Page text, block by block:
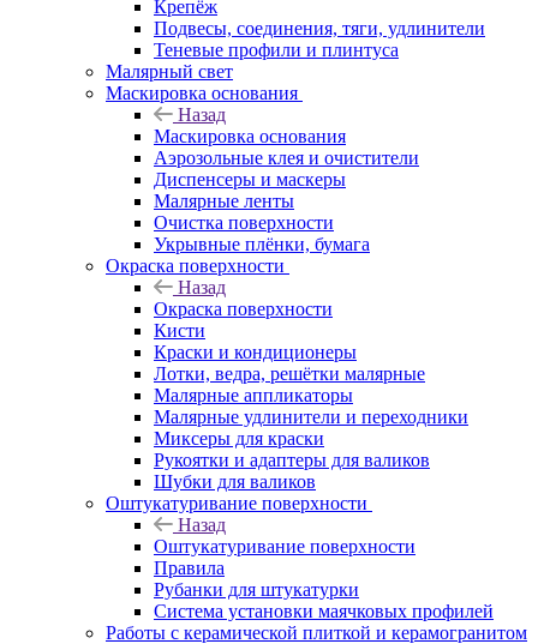
Крепёж
Подвесы, соединения, тяги, удлинители
Теневые профили и плинтуса
Малярный свет
Маскировка основания
Назад
Маскировка основания
Аэрозольные клея и очистители
Диспенсеры и маскеры
Малярные ленты
Очистка поверхности
Укрывные плёнки, бумага
Окраска поверхности
Назад
Окраска поверхности
Кисти
Краски и кондиционеры
Лотки, ведра, решётки малярные
Малярные аппликаторы
Малярные удлинители и переходники
Миксеры для краски
Рукоятки и адаптеры для валиков
Шубки для валиков
Оштукатуривание поверхности
Назад
Оштукатуривание поверхности
Правила
Рубанки для штукатурки
Система установки маячковых профилей
Работы с керамической плиткой и керамогранитом